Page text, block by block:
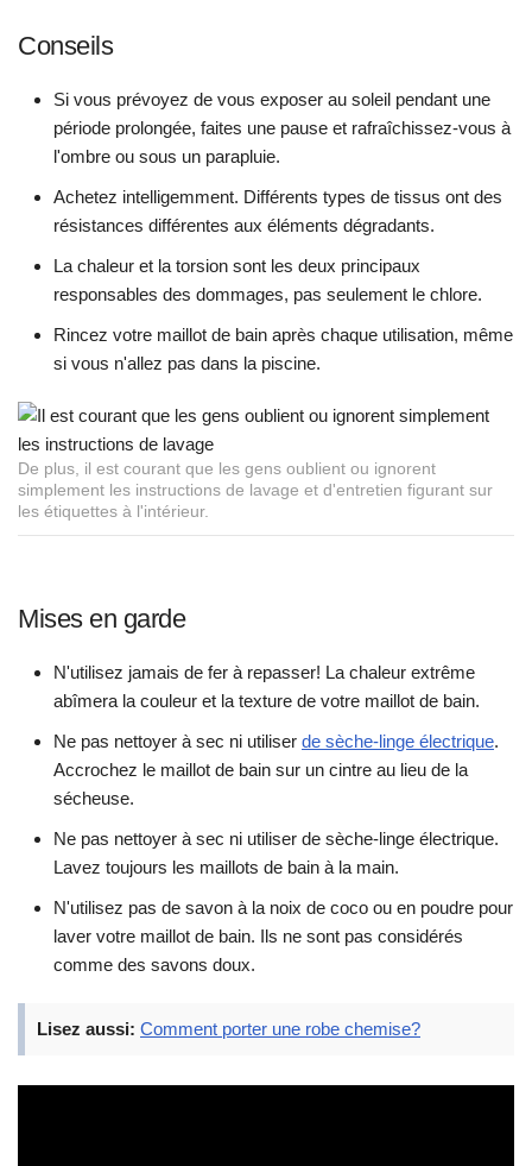
Conseils
Si vous prévoyez de vous exposer au soleil pendant une
période prolongée, faites une pause et rafraîchissez-vous à
l'ombre ou sous un parapluie.
Achetez intelligemment. Différents types de tissus ont des
résistances différentes aux éléments dégradants.
La chaleur et la torsion sont les deux principaux
responsables des dommages, pas seulement le chlore.
Rincez votre maillot de bain après chaque utilisation, même
si vous n'allez pas dans la piscine.
De plus, il est courant que les gens oublient ou ignorent
simplement les instructions de lavage et d'entretien figurant sur
les étiquettes à l'intérieur.
Mises en garde
N'utilisez jamais de fer à repasser! La chaleur extrême
abîmera la couleur et la texture de votre maillot de bain.
Ne pas nettoyer à sec ni utiliser de sèche-linge électrique.
Accrochez le maillot de bain sur un cintre au lieu de la
sécheuse.
Ne pas nettoyer à sec ni utiliser de sèche-linge électrique.
Lavez toujours les maillots de bain à la main.
N'utilisez pas de savon à la noix de coco ou en poudre pour
laver votre maillot de bain. Ils ne sont pas considérés
comme des savons doux.
Lisez aussi: Comment porter une robe chemise?